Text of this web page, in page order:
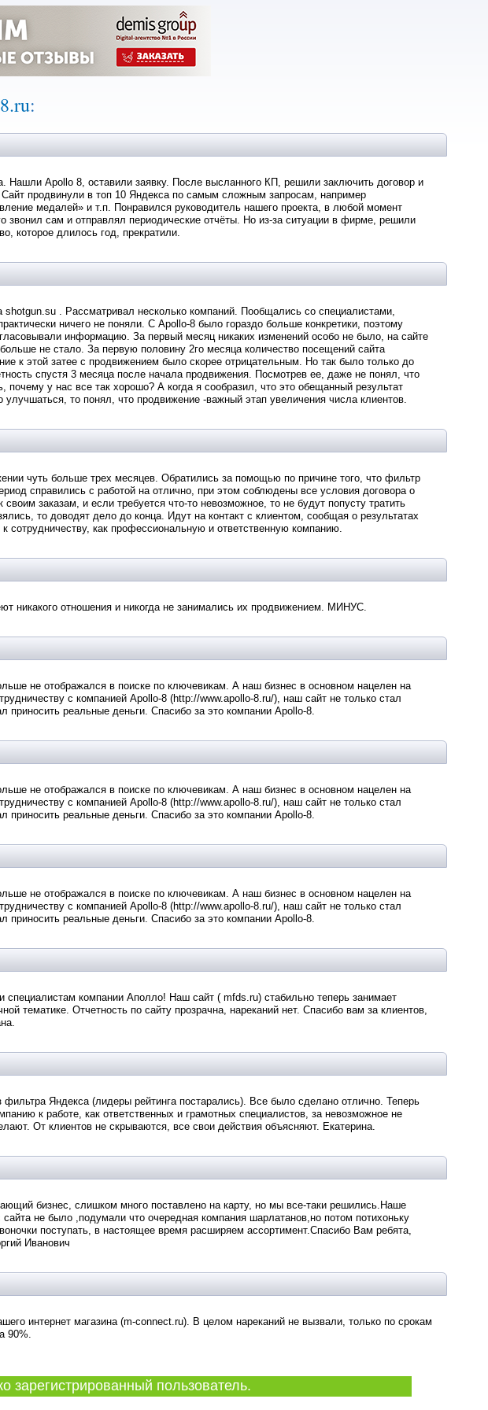
:
Нашли Apollo 8, оставили заявку. После высланного КП, решили заключить договор и
продвинули в топ 10 Яндекса по самым сложным запросам, например
медалей» и т.п. Понравился руководитель нашего проекта, в любой момент
звонил сам и отправлял периодические отчёты. Но из-за ситуации в фирме, решили
которое длилось год, прекратили.
. Рассматривал несколько компаний. Пообщались со специалистами,
ничего не поняли. С Apollo-8 было гораздо больше конкретики, поэтому
информацию. За первый месяц никаких изменений особо не было, на сайте
не стало. За первую половину 2го месяца количество посещений сайта
к этой затее с продвижением было скорее отрицательным. Но так было только до
спустя 3 месяца после начала продвижения. Посмотрев ее, даже не понял, что
у нас все так хорошо? А когда я сообразил, что это обещанный результат
то понял, что продвижение -важный этап увеличения числа клиентов.
чуть больше трех месяцев. Обратились за помощью по причине того, что фильтр
справились с работой на отлично, при этом соблюдены все условия договора о
заказам, и если требуется что-то невозможное, то не будут попусту тратить
то доводят дело до конца. Идут на контакт с клиентом, сообщая о результатах
как профессиональную и ответственную компанию.
никакого отношения и никогда не занимались их продвижением. МИНУС.
не отображался в поиске по ключевикам. А наш бизнес в основном нацелен на
с компанией Apollo-8 (http://www.apollo-8.ru/), наш сайт не только стал
приносить реальные деньги. Спасибо за это компании Apollo-8.
не отображался в поиске по ключевикам. А наш бизнес в основном нацелен на
с компанией Apollo-8 (http://www.apollo-8.ru/), наш сайт не только стал
приносить реальные деньги. Спасибо за это компании Apollo-8.
не отображался в поиске по ключевикам. А наш бизнес в основном нацелен на
с компанией Apollo-8 (http://www.apollo-8.ru/), наш сайт не только стал
приносить реальные деньги. Спасибо за это компании Apollo-8.
специалистам компании Аполло! Наш сайт ( mfds.ru) стабильно теперь занимает
тематике. Отчетность по сайту прозрачна, нареканий нет. Спасибо вам за клиентов,
Яндекса (лидеры рейтинга постарались). Все было сделано отлично. Теперь
к работе, как ответственных и грамотных специалистов, за невозможное не
От клиентов не скрываются, все свои действия объясняют. Екатерина.
бизнес, слишком много поставлено на карту, но мы все-таки решились.Наше
не было ,подумали что очередная компания шарлатанов,но потом потихоньку
поступать, в настоящее время расширяем ассортимент.Спасибо Вам ребята,
Иванович
интернет магазина (m-connect.ru). В целом нареканий не вызвали, только по срокам
90%.
зарегистрированный пользователь.